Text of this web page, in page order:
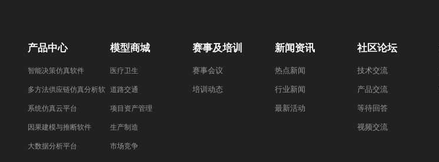
产品中心
智能决策仿真软件
多方法供应链仿真分析软
件
系统仿真云平台
因果建模与推断软件
大数据分析平台
模型商城
医疗卫生
道路交通
项目资产管理
生产制造
市场竞争
赛事及培训
赛事会议
培训动态
新闻资讯
热点新闻
行业新闻
最新活动
社区论坛
技术交流
产品交流
等待回答
视频交流